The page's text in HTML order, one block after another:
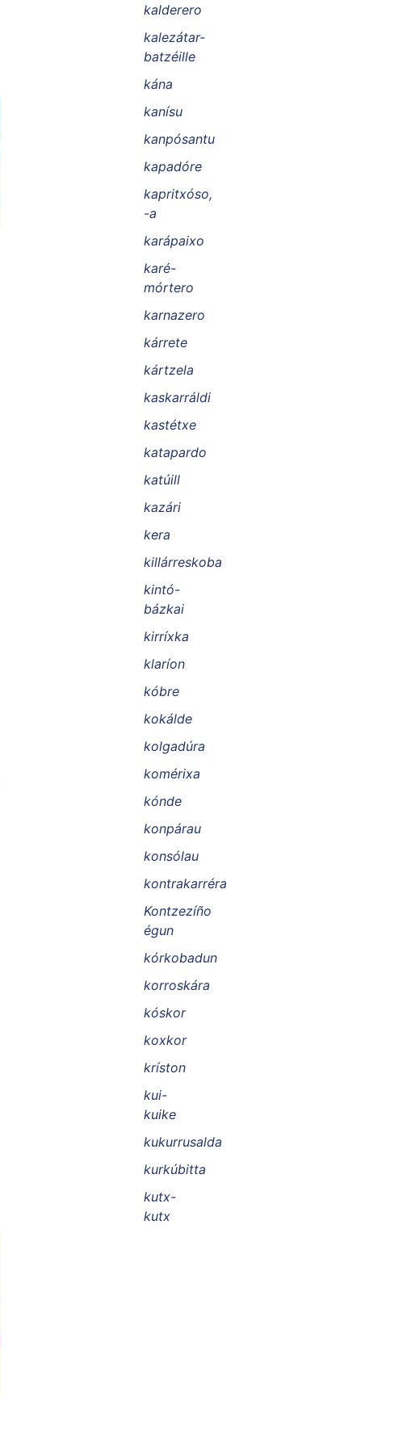
kalderero
kalezátar-
batzéille
kána
kanísu
kanpósantu
kapadóre
kapritxóso,
-a
karápaixo
karé-
mórtero
karnazero
kárrete
kártzela
kaskarráldi
kastétxe
katapardo
katúill
kazári
kera
killárreskoba
kintó-
bázkai
kirríxka
klaríon
kóbre
kokálde
kolgadúra
komérixa
kónde
konpárau
konsólau
kontrakarréra
Kontzezíño
égun
kórkobadun
korroskára
kóskor
koxkor
kríston
kui-
kuike
kukurrusalda
kurkúbitta
kutx-
kutx